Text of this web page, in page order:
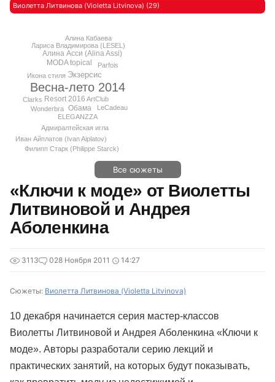
Виолетта Литвинова (Violetta Litvinova) (29)
Весна-лето 2014
Экзерсис
Resort 2016
Обама
MODA topical
Алина Асси (Alina Assi)
ELEGANZZA
ArtClub
LeCadeau
Wonderbra
Parfois
Лариса Владимирова (LESEL)
Адмиралтейская игла
Иван Айплатов (Ivan Aiplatov)
Алина Кабаева
Clarks
Филипп Старк (Philippe Starck)
Икона стиля
Все сюжеты
«Ключи к моде» от Виолетты
Литвиновой и Андрея
Аболенкина
3113 028 Ноября 2011 14:27
Сюжеты: Виолетта Литвинова (Violetta Litvinova)
10 декабря начинается серия мастер-классов
Виолетты Литвиновой и Андрея Аболенкина «Ключи к
моде». Авторы разработали серию лекций и
практических занятий, на которых будут показывать,